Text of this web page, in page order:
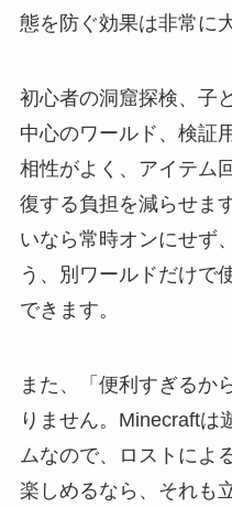
態を防ぐ効果は非常に
初心者の洞窟探検、子
中心のワールド、検証
相性がよく、アイテム
復する負担を減らせま
いなら常時オンにせず
う、別ワールドだけで
できます。
また、「便利すぎるか
りません。Minecraftは
ムなので、ロストによ
楽しめるなら、それも